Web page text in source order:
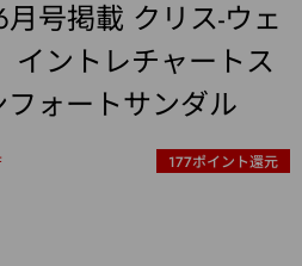
月号掲載 クリス-ウェ
イントレチャートス
ォートサンダル
177ポイント還元